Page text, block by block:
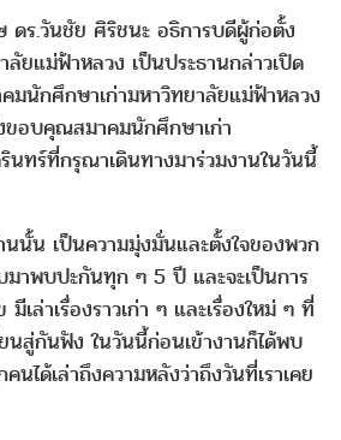
ร.วันชัย ศิริชนะ อธิการบดีผู้ก่อตั้ง
ยแม่ฟ้าหลวง เป็นประธานกล่าวเปิด
นักศึกษาเก่ามหาวิทยาลัยแม่ฟ้าหลวง
อบคุณสมาคมนักศึกษาเก่า
นทร์ที่กรุณาเดินทางมาร่วมงานในวันนี้
น เป็นความมุ่งมั่นและตั้งใจของพวก
มาพบปะกันทุก ๆ 5 ปี และจะเป็นการ
ล่าเรื่องราวเก่า ๆ และเรื่องใหม่ ๆ ที่
นสู่กันฟัง ในวันนี้ก่อนเข้างานก็ได้พบ
ได้เล่าถึงความหลังว่าถึงวันที่เราเคย